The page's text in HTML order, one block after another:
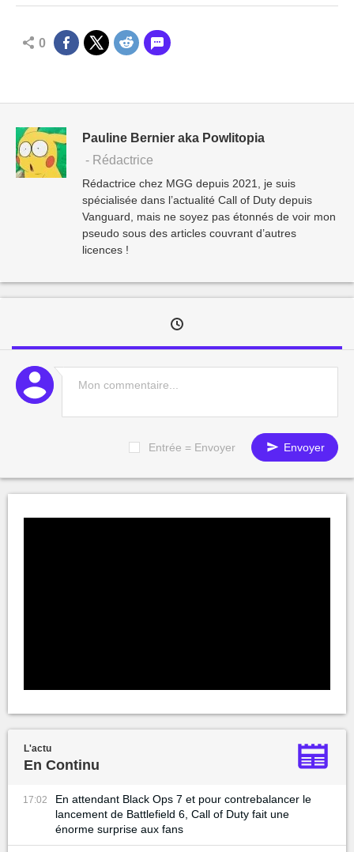
0
Pauline Bernier aka Powlitopia
- Rédactrice
Rédactrice chez MGG depuis 2021, je suis
spécialisée dans l’actualité Call of Duty depuis
Vanguard, mais ne soyez pas étonnés de voir mon
pseudo sous des articles couvrant d’autres
licences !
Entrée = Envoyer Envoyer
L'actu
En Continu
17:02
En attendant Black Ops 7 et pour contrebalancer le
lancement de Battlefield 6, Call of Duty fait une
énorme surprise aux fans